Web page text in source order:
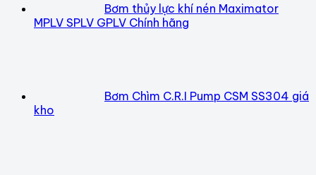
Bơm thủy lực khí nén Maximator
MPLV SPLV GPLV Chính hãng
Bơm Chìm C.R.I Pump CSM SS304 giá
kho